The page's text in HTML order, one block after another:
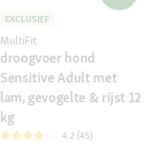
EXCLUSIEF
MultiFit
droogvoer hond
Sensitive Adult met
lam, gevogelte & rijst 12
kg
4.2 (45)